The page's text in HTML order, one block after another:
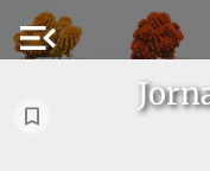
menu_open